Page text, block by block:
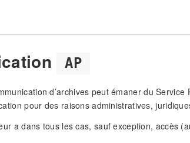
AP
d’archives peut émaner du
pour des raisons administratives,
a dans tous les cas, sauf exception, accès